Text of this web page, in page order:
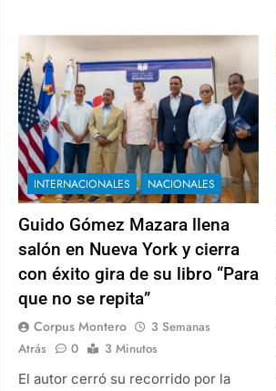
INTERNACIONALES NACIONALES
Guido Gómez Mazara llena
salón en Nueva York y cierra
con éxito gira de su libro “Para
que no se repita”
Corpus Montero
3 Semanas
Atrás
0
3 Minutos
El autor cerró su recorrido por la